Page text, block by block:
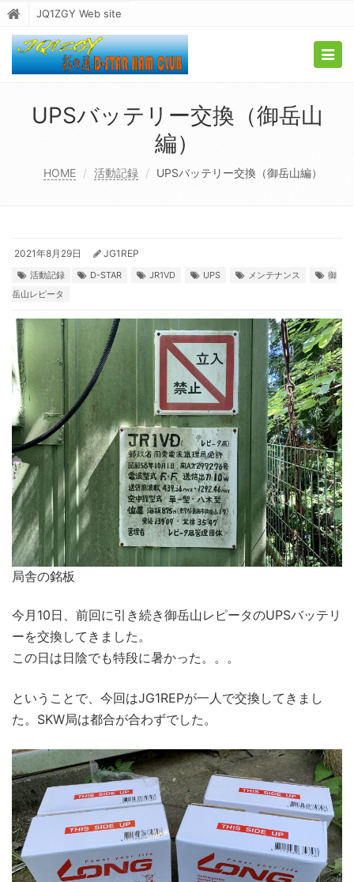
JQ1ZGY Web site
UPSバッテリー交換（御岳山
編）
HOME 活動記録 UPSバッテリー交換（御岳山編）
2021年8月29日 JG1REP
活動記録 D-STAR JR1VD UPS メンテナンス
御
岳山レピータ
局舎の銘板
今月10日、前回に引き続き御岳山レピータのUPSバッテリ
ーを交換してきました。
この日は日陰でも特段に暑かった。。。
ということで、今回はJG1REPが一人で交換してきまし
た。SKW局は都合が合わずでした。